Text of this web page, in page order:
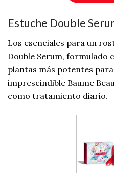
Estuche Double
Los esenciales para un
Double Serum, formulado
plantas más potentes
imprescindible Baume
como tratamiento diario.